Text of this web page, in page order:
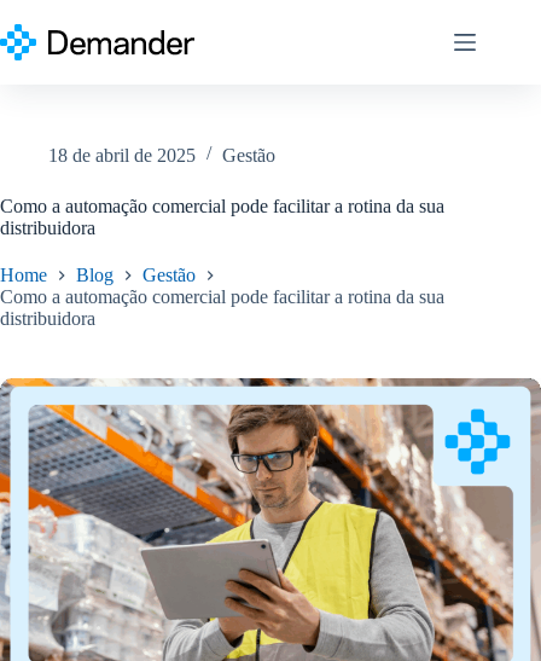
para
o
18 de abril de 2025 Gestão
Como a automação comercial pode facilitar a rotina da sua
distribuidora
Home Blog
Gestão
Como a automação comercial pode facilitar a rotina da sua
distribuidora